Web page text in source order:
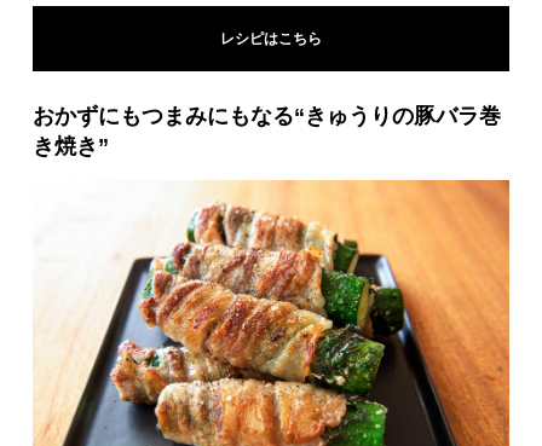
レシピはこちら
おかずにもつまみにもなる“きゅうりの豚バラ巻
き焼き”